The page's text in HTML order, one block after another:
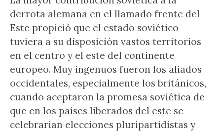
derrota alemana en el llamado frente del
Este propició que el estado soviético
tuviera a su disposición vastos territorios
en el centro y el este del continente
europeo. Muy ingenuos fueron los aliados
occidentales, especialmente los británicos,
cuando aceptaron la promesa soviética de
que en los países liberados del este se
celebrarían elecciones pluripartidistas y